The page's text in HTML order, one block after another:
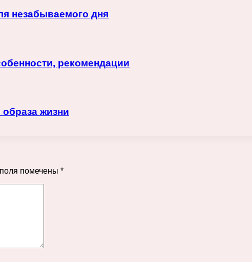
незабываемого дня
рекомендации
жизни
помечены *